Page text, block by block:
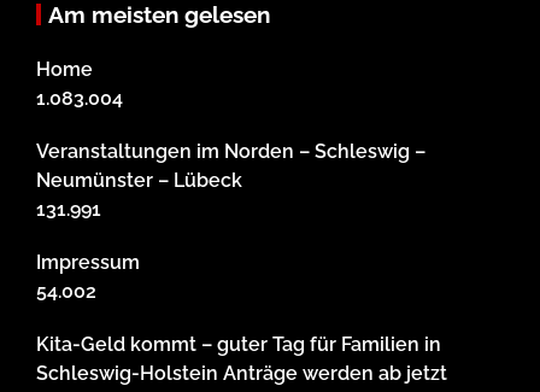
Am meisten gelesen
Home
1.083.004
Veranstaltungen im Norden – Schleswig –
Neumünster – Lübeck
131.991
Impressum
54.002
Kita-Geld kommt – guter Tag für Familien in
Schleswig-Holstein Anträge werden ab jetzt